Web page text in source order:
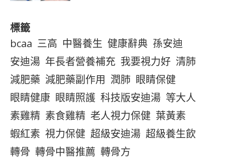
標籤
bcaa 三高 中醫養生 健康辭典 孫安迪
安迪湯 年長者營養補充 我要視力好 清肺
減肥藥 減肥藥副作用 潤肺 眼睛保健
眼睛健康 眼睛照護 科技版安迪湯 等大人
素雞精 素食雞精 老人視力保健 葉黃素
蝦紅素 視力保健 超級安迪湯 超級養生飲
轉骨 轉骨中醫推薦 轉骨方